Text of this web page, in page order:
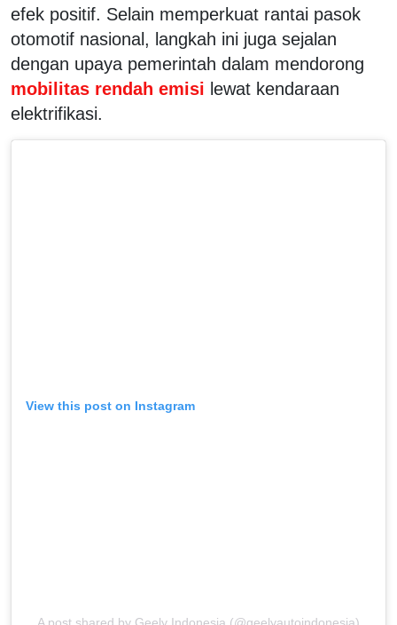
efek positif. Selain memperkuat rantai pasok
otomotif nasional, langkah ini juga sejalan
dengan upaya pemerintah dalam mendorong
mobilitas rendah emisi lewat kendaraan
elektrifikasi.
View this post on Instagram